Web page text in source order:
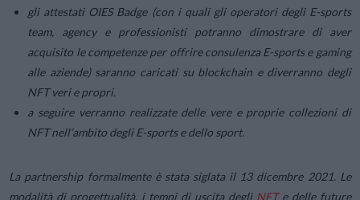
gli attestati OIES Badge (con i quali gli operatori degli E-sports
team, agency e professionisti potranno dimostrare di aver
acquisito le competenze per offrire consulenza E-sports e gaming
alle aziende) saranno caricati su blockchain e diverranno degli
NFT veri e propri.
a seguire verranno realizzate delle vere e proprie collezioni di
NFT nell’ambito degli E-sports e dello sport.
La partnership formalmente è stata siglata il 13 dicembre 2021. Le
modalità di progettualità, i tempi di uscita degli NFTe delle future